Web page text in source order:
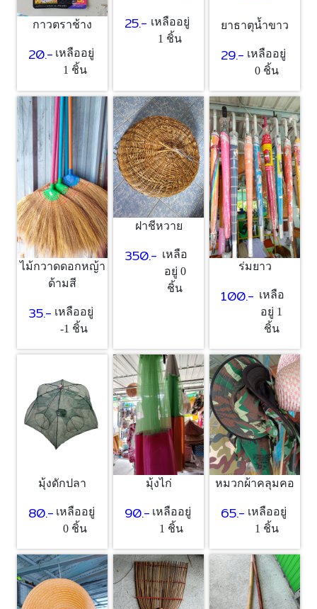
กาวตราช้าง
20.- เหลืออยู่
1 ชิ้น
25.- เหลืออยู่
1 ชิ้น
ยาธาตุน้ำขาว
29.- เหลืออยู่
0 ชิ้น
ไม้กวาดดอกหญ้า
ด้ามสี
35.- เหลืออยู่
-1 ชิ้น
ฝาชีหวาย
350.- เหลือ
อยู่ 0
ชิ้น
ร่มยาว
100.- เหลือ
อยู่ 1
ชิ้น
มุ้งดักปลา
80.- เหลืออยู่
0 ชิ้น
มุ้งไก่
90.- เหลืออยู่
1 ชิ้น
หมวกผ้าคลุมคอ
65.- เหลืออยู่
1 ชิ้น